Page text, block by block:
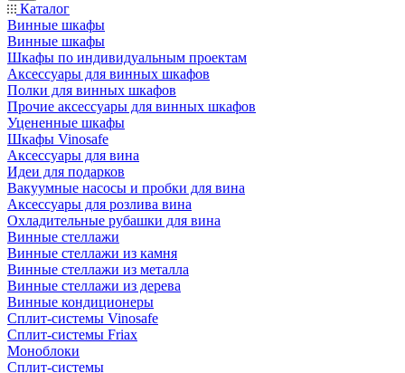
Каталог
Винные шкафы
Винные шкафы
Шкафы по индивидуальным проектам
Аксессуары для винных шкафов
Полки для винных шкафов
Прочие аксессуары для винных шкафов
Уцененные шкафы
Шкафы Vinosafe
Аксессуары для вина
Идеи для подарков
Вакуумные насосы и пробки для вина
Аксессуары для розлива вина
Охладительные рубашки для вина
Винные стеллажи
Винные стеллажи из камня
Винные стеллажи из металла
Винные стеллажи из дерева
Винные кондиционеры
Сплит-системы Vinosafe
Сплит-системы Friax
Моноблоки
Сплит-системы